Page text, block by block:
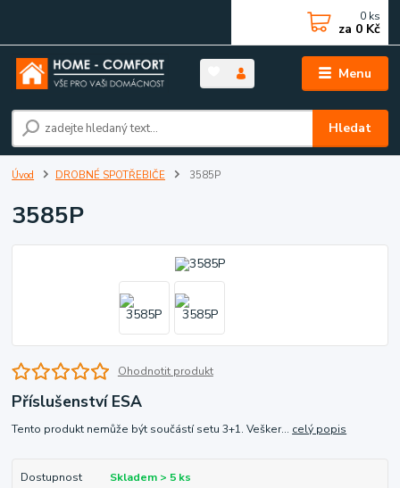
Menu
Hledat
0 ks
za 0 Kč
Úvod DROBNÉ SPOTŘEBIČE 3585P
3585P
Ohodnotit produkt
Příslušenství ESA
Tento produkt nemůže být součástí setu 3+1. Vešker... celý popis
Dostupnost
Skladem > 5 ks